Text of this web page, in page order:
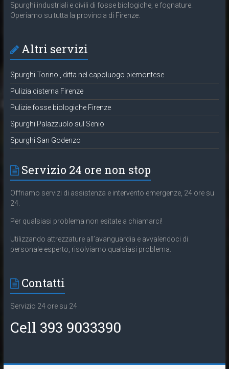
Spurghi industriali e civili di fosse biologiche, e fognature.
Operiamo su tutta la provincia di Firenze.
Altri servizi
Spurghi Torino , ditta nel capoluogo piemontese
Pulizia cisterna Firenze
Pulizie fosse biologiche Firenze
Spurghi Palazzuolo sul Senio
Spurghi San Godenzo
Servizio 24 ore non stop
Offriamo servizi di assistenza e intervento emergenze, 24 ore su
24.
Per qualsiasi problema non esitate a chiamarci!
Utilizzando attrezzature all’avanguardia e avvalendoci di
personale esperto, risolviamo qualsiasi problema.
Contatti
Servizio 24 ore su 24
Cell 393 9033390